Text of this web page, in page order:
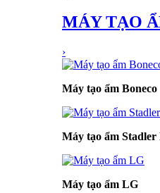
MÁY TẠO
›
Máy tạo ẩm Boneco
Máy tạo ẩm Stadler
Máy tạo ẩm LG